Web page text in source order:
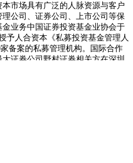
本市场具有广泛的人脉资源与客户
公司、证券公司、上市公司等保
业务中国证券投资基金业协会于
予人合资本《私募投资基金管理人
备案的私募管理机构。国际合作
大证券公司野村证券相关方在深圳